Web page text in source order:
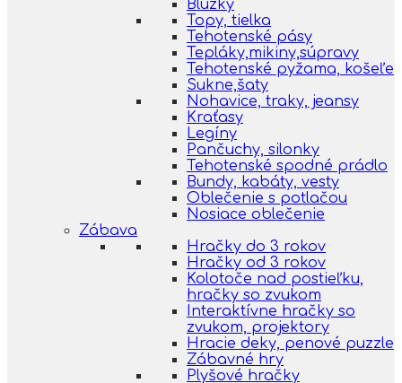
Blúzky
Topy, tielka
Tehotenské pásy
Tepláky,mikiny,súpravy
Tehotenské pyžama, košeľe
Sukne,šaty
Nohavice, traky, jeansy
Kraťasy
Legíny
Pančuchy, silonky
Tehotenské spodné prádlo
Bundy, kabáty, vesty
Oblečenie s potlačou
Nosiace oblečenie
Zábava
Hračky do 3 rokov
Hračky od 3 rokov
Kolotoče nad postieľku,
hračky so zvukom
Interaktívne hračky so
zvukom, projektory
Hracie deky, penové puzzle
Zábavné hry
Plyšové hračky